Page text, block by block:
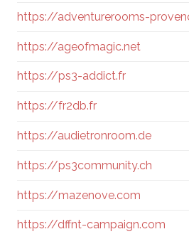
https://adventurerooms-
https://ageofmagic.net
https://ps3-addict.fr
https://fr2db.fr
https://audietronroom.de
https://ps3community.ch
https://mazenove.com
https://dffnt-campaign.com